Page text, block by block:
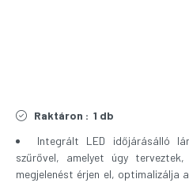
Raktáron : 1 db
Integrált LED időjárásálló
szűrővel, amelyet úgy
megjelenést érjen el, optimalizálja